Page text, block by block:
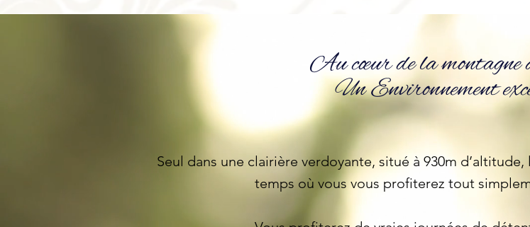
Au cœur de la
Un Environnement
Seul dans une clairière verdoyante, situé à 930m
temps où vous vous profiterez tout